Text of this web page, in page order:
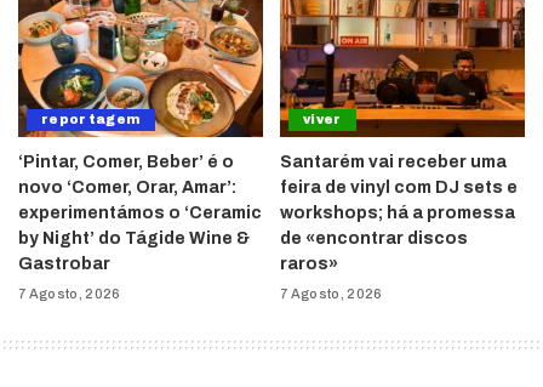
reportagem
‘Pintar, Comer, Beber’ é o
novo ‘Comer, Orar, Amar’:
experimentámos o ‘Ceramic
by Night’ do Tágide Wine &
Gastrobar
7 Agosto, 2026
viver
Santarém vai receber uma
feira de vinyl com DJ sets e
workshops; há a promessa
de «encontrar discos
raros»
7 Agosto, 2026